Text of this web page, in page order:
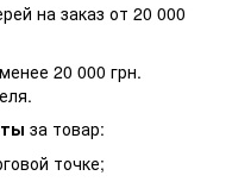
на заказ от 20 000
20 000 грн.
за товар:
точке;